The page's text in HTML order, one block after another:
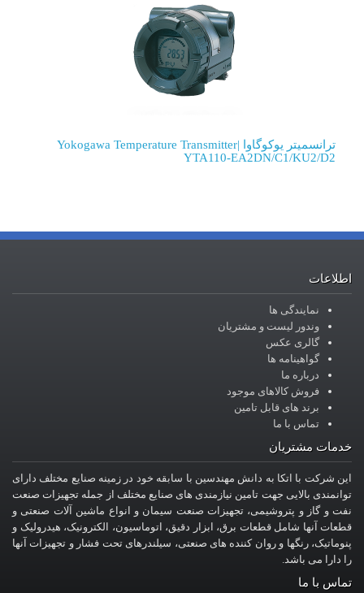
ترانسمیتر یوکوگاوا |Yokogawa Temperature Transmitter
YTA110-EA2DN/C1/KU2/D2
اطلاعات
نمایندگی ها
وندور لیست و مشتریان
گالری عکس
گواهینامه ها
درباره ما
فروش کالاهای موجود
برند های قابل تامین
تماس با ما
خدمات مشتریان
این شرکت با اتکا به دانش مهندسین با سابقه خود در زمینه صنایع مختلف دارای
توانمندی بالایی جهت تامین نیازمندی های صنایع مختلف از جمله تجهیزات صنعت
نفت و گاز و پتروشیمی، تجهیزات صنعت سیمان و انواع ماشین آلات صنعتی و
قطعات آنها شامل قطعات برق، ابزار دقیق، اتوماسیون، الکترونیک، هیدرولیک و
پنوماتیک، رنگها و روان کننده های صنعتی، سیلندرهای تحت فشار و تجهیزات آنها
را دارا می باشد.
تماس با ما